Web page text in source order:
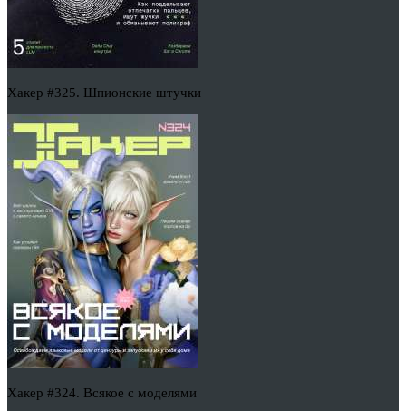
Хакер #325. Шпионские штучки
Хакер #324. Всякое с моделями